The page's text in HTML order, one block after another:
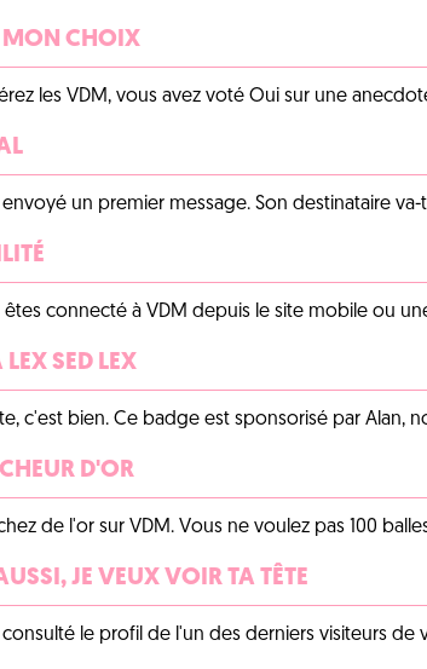
MON CHOIX
les VDM, vous avez voté Oui sur une
un premier message. Son destinataire
êtes connecté à VDM depuis le site mobile ou
SED LEX
c'est bien. Ce badge est sponsorisé par Alan,
D'OR
de l'or sur VDM. Vous ne voulez pas 100
JE VEUX VOIR TA TÊTE
consulté le profil de l'un des derniers visiteurs de